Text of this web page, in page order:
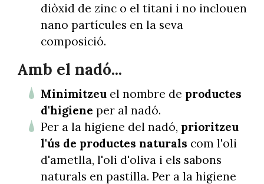
diòxid de zinc o el titani i no inclouen
nano partícules en la seva
composició.
Amb el nadó...
Minimitzeuel nombre de productes
d'higiene per al nadó.
Per a la higiene del nadó, prioritzeu
l'ús de productes naturals com l'oli
d'ametlla, l'oli d'oliva i els sabons
naturals en pastilla. Per a la higiene